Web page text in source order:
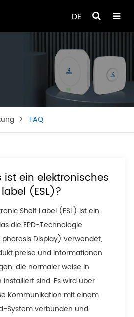
DE
FAQ
ist ein elektronisches
(ESL)?
Shelf Label (ESL) ist ein
die EPD-Technologie
phoresis Display) verwendet,
preise und Informationen
die normaler weise in
installiert sind. Es wird über
Kommunikation mit einem
System verbunden und